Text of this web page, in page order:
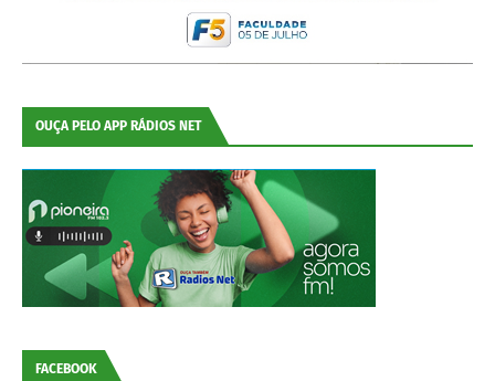
OUÇA PELO APP RÁDIOS NET
FACEBOOK